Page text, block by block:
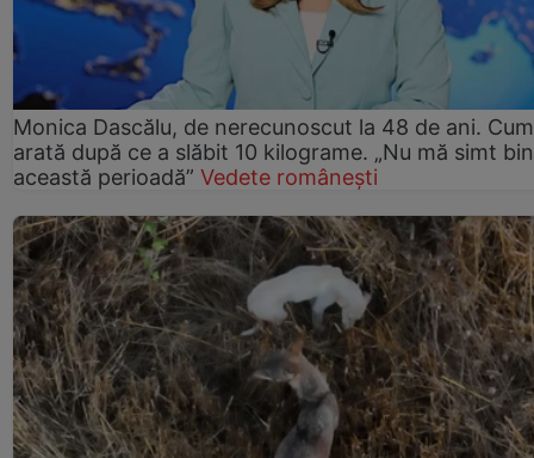
Monica Dascălu, de nerecunoscut la 48 de ani. Cum
arată după ce a slăbit 10 kilograme. „Nu mă simt
această perioadă” Vedete românești